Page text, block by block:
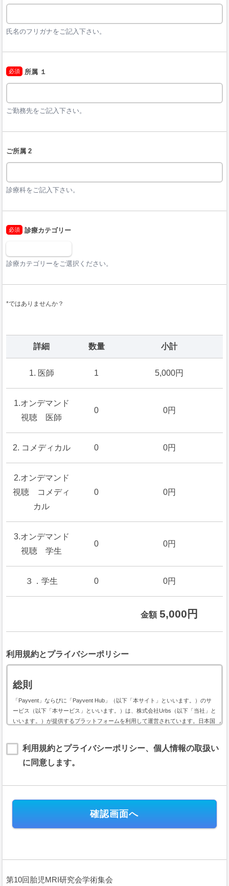
氏名のフリガナをご記入下さい。
必須 所属 １
ご勤務先をご記入下さい。
ご所属 2
診療科をご記入下さい。
必須 診療カテゴリー
診療カテゴリーをご選択ください。
*ではありませんか？
詳細 数量 小計
1. 医師 1 5,000円
1.オンデマンド
視聴 医師
0 0円
2. コメディカル 0 0円
2.オンデマンド
視聴 コメディ
カル
0 0円
3.オンデマンド
視聴 学生
0 0円
３．学生 0 0円
金額 5,000円
利用規約とプライバシーポリシー
総則
「Payvent」ならびに「Payvent Hub」（以下「本サイト」といいます。）のサ
ービス（以下「本サービス」といいます。）は、株式会社Urbs（以下「当社」と
いいます。）が提供するプラットフォームを利用して運営されています。日本国
す。
本規約には、本サービスの提供条件及び当社と登録ユーザー（以下「ユーザー」
ります。
第１条（規約の適用）
る場合に、当該会員と当社との間に適用されます。
的に適用され、本規約の一部を構成します。会員及びユーザーは、本サー
利用規約とプライバシーポリシー、個人情報の取扱い
に同意します。
第10回胎児MRI研究会学術集会